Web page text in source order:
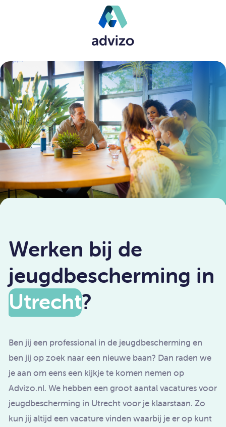
Werken bij de
jeugdbescherming in
Utrecht?
Ben jij een professional in de jeugdbescherming en
ben jij op zoek naar een nieuwe baan? Dan raden we
je aan om eens een kijkje te komen nemen op
Advizo.nl. We hebben een groot aantal vacatures voor
jeugdbescherming in Utrecht voor je klaarstaan. Zo
kun jij altijd een vacature vinden waarbij je er op kunt